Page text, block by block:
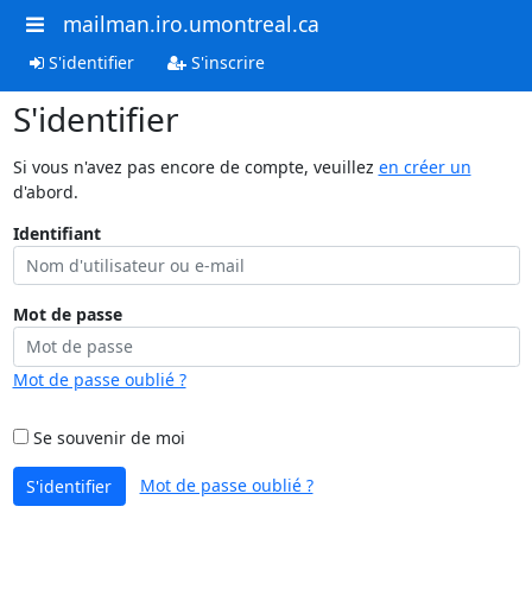
mailman.iro.umontreal.ca
S'identifier S'inscrire
S'identifier
Si vous n'avez pas encore de compte, veuillez en créer un
d'abord.
Identifiant
Mot de passe
Mot de passe oublié ?
Se souvenir de moi
S'identifier Mot de passe oublié ?